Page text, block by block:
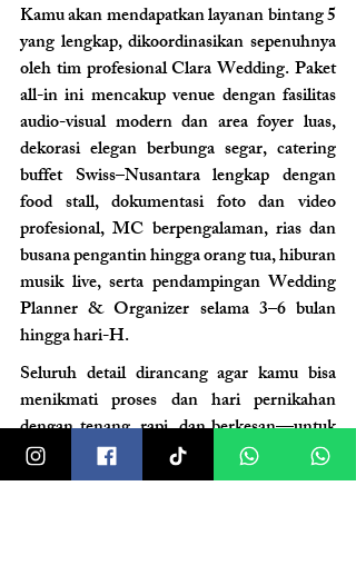
Kamu akan mendapatkan layanan bintang 5
yang lengkap, dikoordinasikan sepenuhnya
oleh tim profesional Clara Wedding. Paket
all-in ini mencakup venue dengan fasilitas
audio-visual modern dan area foyer luas,
dekorasi elegan berbunga segar, catering
buffet Swiss–Nusantara lengkap dengan
food stall, dokumentasi foto dan video
profesional, MC berpengalaman, rias dan
busana pengantin hingga orang tua, hiburan
musik live, serta pendampingan Wedding
Planner & Organizer selama 3–6 bulan
hingga hari-H.
Seluruh detail dirancang agar kamu bisa
menikmati proses dan hari pernikahan
dengan tenang, rapi, dan berkesan—untuk
informasi paket, penyesuaian konsep, dan
estimasi biaya lebih detail, kamu bisa